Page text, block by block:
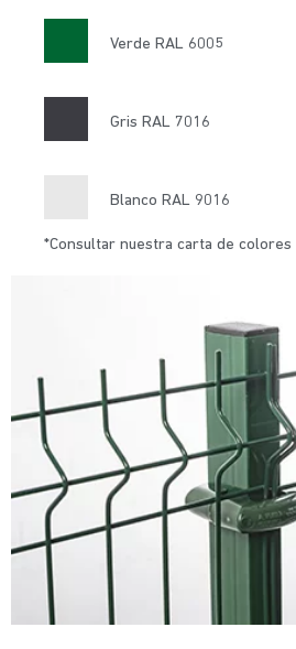
Verde RAL 6005
Gris RAL 7016
Blanco RAL 9016
*Consultar nuestra carta de colores